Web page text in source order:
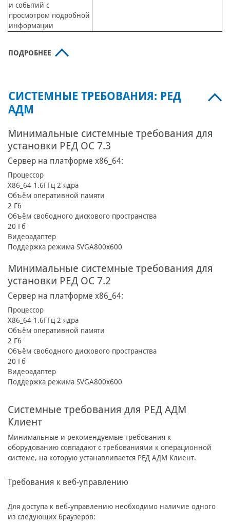
и событий с
просмотром подробной
информации
ПОДРОБНЕЕ
СИСТЕМНЫЕ ТРЕБОВАНИЯ: РЕД
АДМ
Минимальные системные требования для
установки РЕД ОС 7.3
Сервер на платформе x86_64:
Процессор
X86_64 1.6ГГц 2 ядра
Объём оперативной памяти
2 Гб
Объём свободного дискового пространства
20 Гб
Видеоадаптер
Поддержка режима SVGA800х600
Минимальные системные требования для
установки РЕД ОС 7.2
Сервер на платформе x86_64:
Процессор
X86_64 1.6ГГц 2 ядра
Объём оперативной памяти
2 Гб
Объём свободного дискового пространства
20 Гб
Видеоадаптер
Поддержка режима SVGA800х600
Системные требования для РЕД АДМ
Клиент
Минимальные и рекомендуемые требования к
оборудованию совпадают с требованиями к операционной
системе, на которую устанавливается РЕД АДМ Клиент.
Требования к веб-управлению
Для доступа к веб-управлению необходимо наличие одного
из следующих браузеров: